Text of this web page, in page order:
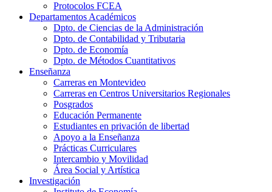
Protocolos FCEA
Departamentos Académicos
Dpto. de Ciencias de la Administración
Dpto. de Contabilidad y Tributaria
Dpto. de Economía
Dpto. de Métodos Cuantitativos
Enseñanza
Carreras en Montevideo
Carreras en Centros Universitarios Regionales
Posgrados
Educación Permanente
Estudiantes en privación de libertad
Apoyo a la Enseñanza
Prácticas Curriculares
Intercambio y Movilidad
Área Social y Artística
Investigación